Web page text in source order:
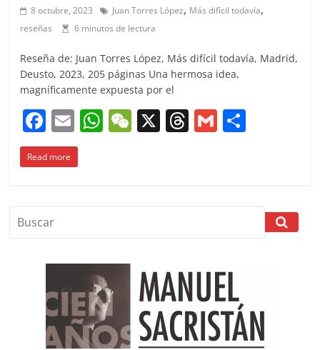
8 octubre, 2023 Juan Torres López, Más difícil todavía,
reseñas 6 minutos de lectura
Reseña de: Juan Torres López, Más difícil todavía, Madrid,
Deusto, 2023, 205 páginas Una hermosa idea,
magníficamente expuesta por el
F
a
c
b
o
o
E
m
ai
W
p
W X T G
ar
tir
Read more